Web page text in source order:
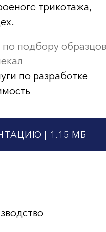
трикотажа,
по подбору образцов
по разработке
| 1.15 МБ